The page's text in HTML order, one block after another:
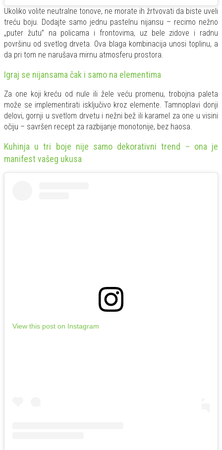
Ukoliko volite neutralne tonove, ne morate ih žrtvovati da biste uveli
treću boju. Dodajte samo jednu pastelnu nijansu – recimo nežno
„puter žutu” na policama i frontovima, uz bele zidove i radnu
površinu od svetlog drveta. Ova blaga kombinacija unosi toplinu, a
da pri tom ne narušava mirnu atmosferu prostora.
Igraj se nijansama čak i samo na elementima
Za one koji kreću od nule ili žele veću promenu, trobojna paleta
može se implementirati isključivo kroz elemente. Tamnoplavi donji
delovi, gornji u svetlom drvetu i nežni bež ili karamel za one u visini
očiju – savršen recept za razbijanje monotonije, bez haosa.
Kuhinja u tri boje nije samo dekorativni trend – ona je
manifest vašeg ukusa
View this post on Instagram